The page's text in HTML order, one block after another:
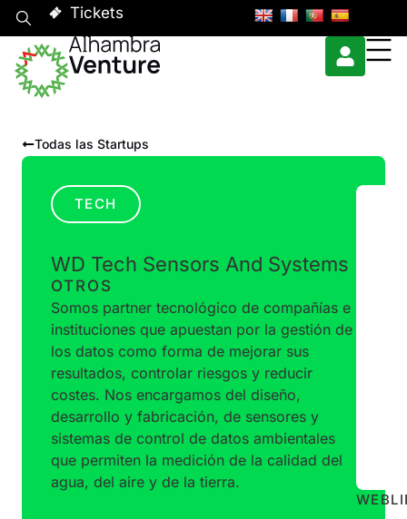
Tickets
Todas las Startups
TECH
WD Tech Sensors And Systems
OTROS
Somos partner tecnológico de compañías e
instituciones que apuestan por la gestión de
los datos como forma de mejorar sus
resultados, controlar riesgos y reducir
costes. Nos encargamos del diseño,
desarrollo y fabricación, de sensores y
sistemas de control de datos ambientales
que permiten la medición de la calidad del
agua, del aire y de la tierra.
WEB